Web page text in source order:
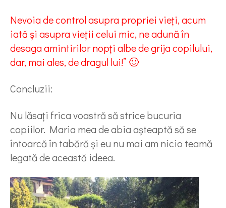
Nevoia de control asupra propriei vieți, acum
iată și asupra vieții celui mic, ne adună în
desaga amintirilor nopți albe de grija copilului,
dar, mai ales, de dragul lui!” 🙂
Concluzii:
Nu lăsați frica voastră să strice bucuria
copiilor. Maria mea de abia așteaptă să se
întoarcă în tabără și eu nu mai am nicio teamă
legată de această ideea.